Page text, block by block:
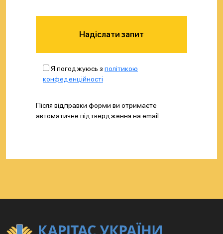
Надіслати запит
Я погоджуюсь з політикою
конфеденційності
Після відправки форми ви отримаєте
автоматичне підтвердження на email